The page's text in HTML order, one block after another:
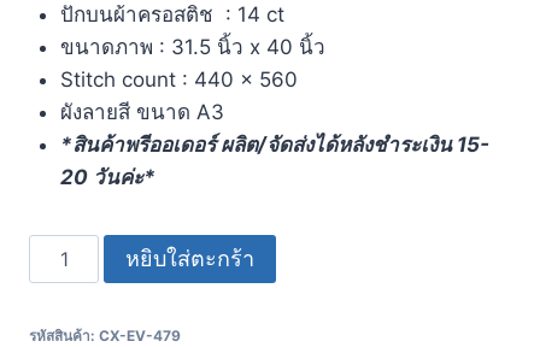
ปักบนผ้าครอสติช : 14 ct
ขนาดภาพ : 31.5 นิ้ว x 40 นิ้ว
Stitch count : 440 x 560
ผังลายสี ขนาด A3
*สินค้าพรีออเดอร์ ผลิต/จัดส่งได้หลังชำระเงิน 15-
20 วันค่ะ*
หยิบใส่ตะกร้า
รหัสสินค้า: CX-EV-479